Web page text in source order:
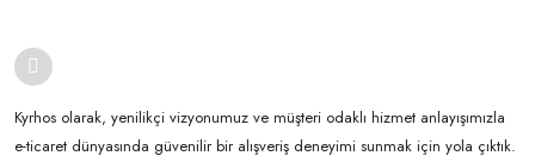
Kyrhos olarak, yenilikçi vizyonumuz ve müşteri odaklı hizmet anlayışımızla
e-ticaret dünyasında güvenilir bir alışveriş deneyimi sunmak için yola çıktık.